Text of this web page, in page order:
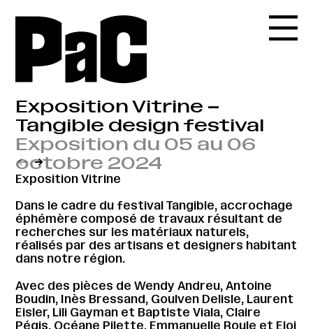
Exposition Vitrine –
Tangible design festival
Exposition du 05 au 06
octobre 2024
← →
Exposition Vitrine
Dans le cadre du festival Tangible, accrochage
éphémère composé de travaux résultant de
recherches sur les matériaux naturels,
réalisés par des artisans et designers habitant
dans notre région.
Avec des pièces de Wendy Andreu, Antoine
Boudin, Inès Bressand, Goulven Delisle, Laurent
Eisler, Lili Gayman et Baptiste Viala, Claire
Pégis, Océane Pilette, Emmanuelle Roule et Eloi